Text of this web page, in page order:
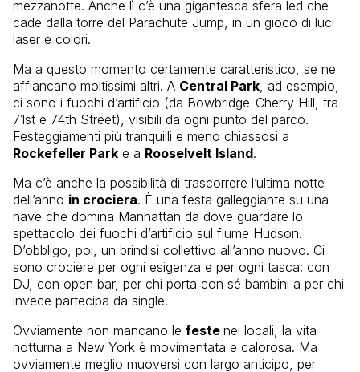
mezzanotte. Anche lì c’è una gigantesca sfera led che
cade dalla torre del Parachute Jump, in un gioco di luci
laser e colori.
Ma a questo momento certamente caratteristico, se ne
affiancano moltissimi altri. A Central Park, ad esempio,
ci sono i fuochi d’artificio (da Bowbridge-Cherry Hill, tra
71st e 74th Street), visibili da ogni punto del parco.
Festeggiamenti più tranquilli e meno chiassosi a
Rockefeller Park e a Rooselvelt Island.
Ma c’è anche la possibilità di trascorrere l’ultima notte
dell’anno in crociera. È una festa galleggiante su una
nave che domina Manhattan da dove guardare lo
spettacolo dei fuochi d’artificio sul fiume Hudson.
D’obbligo, poi, un brindisi collettivo all’anno nuovo. Ci
sono crociere per ogni esigenza e per ogni tasca: con
DJ, con open bar, per chi porta con sé bambini a per chi
invece partecipa da single.
Ovviamente non mancano le feste nei locali, la vita
notturna a New York è movimentata e calorosa. Ma
ovviamente meglio muoversi con largo anticipo, per